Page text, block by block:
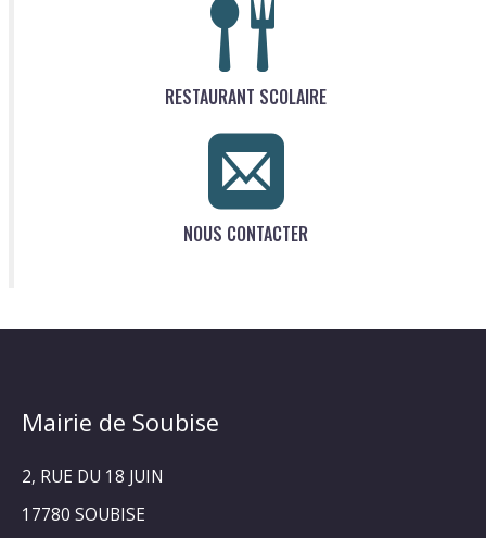
RESTAURANT SCOLAIRE
NOUS CONTACTER
Mairie de Soubise
2, RUE DU 18 JUIN
17780 SOUBISE